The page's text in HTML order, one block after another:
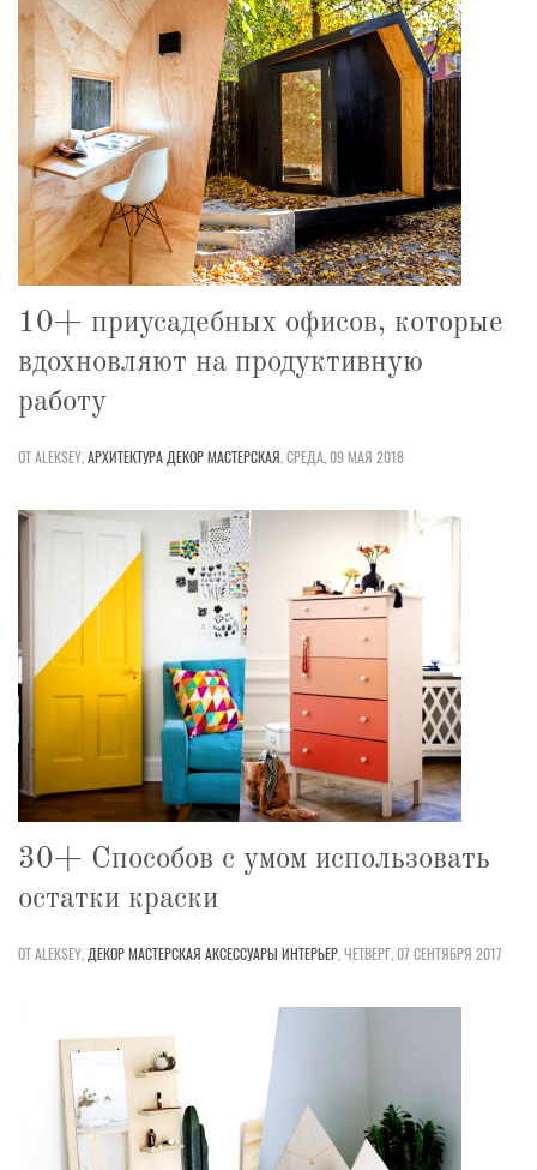
10+ приусадебных офисов, которые
вдохновляют на продуктивную
работу
ОТ ALEKSEY,АРХИТЕКТУРА ДЕКОРМАСТЕРСКАЯ,СРЕДА, 09 МАЯ 2018
30+ Способов с умом использовать
остатки краски
ОТ ALEKSEY, ДЕКОРМАСТЕРСКАЯ АКСЕССУАРЫ ИНТЕРЬЕР,ЧЕТВЕРГ, 07 СЕНТЯБРЯ 2017